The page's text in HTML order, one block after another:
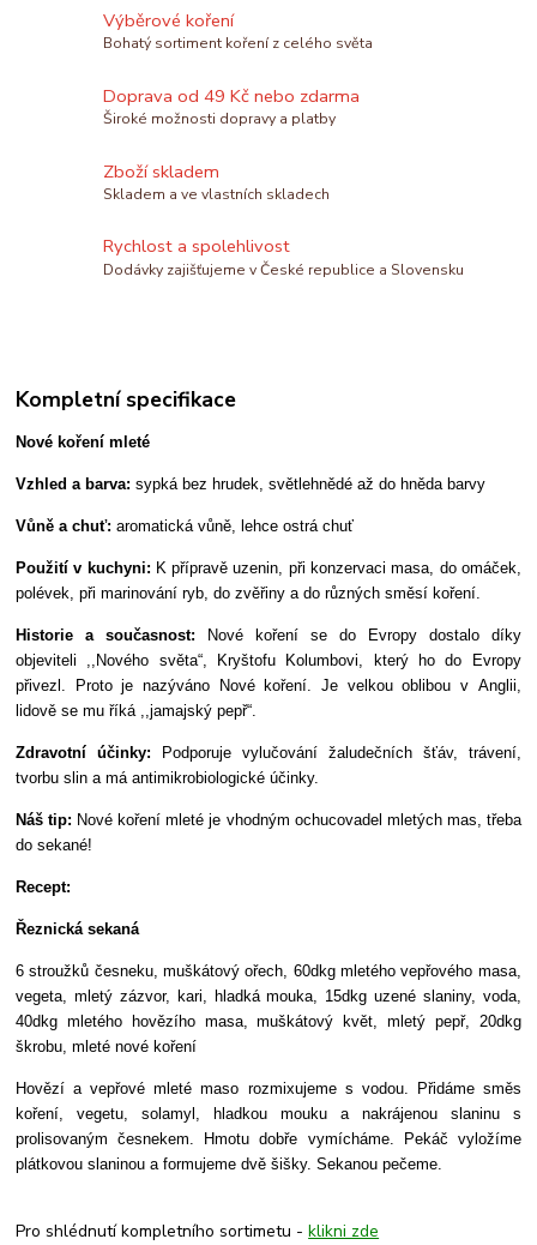
Výběrové koření
Bohatý sortiment koření z celého světa
Doprava od 49 Kč nebo zdarma
Široké možnosti dopravy a platby
Zboží skladem
Skladem a ve vlastních skladech
Rychlost a spolehlivost
Dodávky zajišťujeme v České republice a Slovensku
Kompletní specifikace
Nové koření mleté
Vzhled a barva: sypká bez hrudek, světlehnědé až do hněda barvy
Vůně a chuť: aromatická vůně, lehce ostrá chuť
Použití v kuchyni: K přípravě uzenin, při konzervaci masa, do omáček,
polévek, při marinování ryb, do zvěřiny a do různých směsí koření.
Historie a současnost: Nové koření se do Evropy dostalo díky
objeviteli ,,Nového světa“, Kryštofu Kolumbovi, který ho do Evropy
přivezl. Proto je nazýváno Nové koření. Je velkou oblibou v Anglii,
lidově se mu říká ,,jamajský pepř“.
Zdravotní účinky: Podporuje vylučování žaludečních šťáv, trávení,
tvorbu slin a má antimikrobiologické účinky.
Náš tip: Nové koření mleté je vhodným ochucovadel mletých mas, třeba
do sekané!
Recept:
Řeznická sekaná
6 stroužků česneku, muškátový ořech, 60dkg mletého vepřového masa,
vegeta, mletý zázvor, kari, hladká mouka, 15dkg uzené slaniny, voda,
40dkg mletého hovězího masa, muškátový květ, mletý pepř, 20dkg
škrobu, mleté nové koření
Hovězí a vepřové mleté maso rozmixujeme s vodou. Přidáme směs
koření, vegetu, solamyl, hladkou mouku a nakrájenou slaninu s
prolisovaným česnekem. Hmotu dobře vymícháme. Pekáč vyložíme
plátkovou slaninou a formujeme dvě šišky. Sekanou pečeme.
Pro shlédnutí kompletního sortimetu -klikni zde